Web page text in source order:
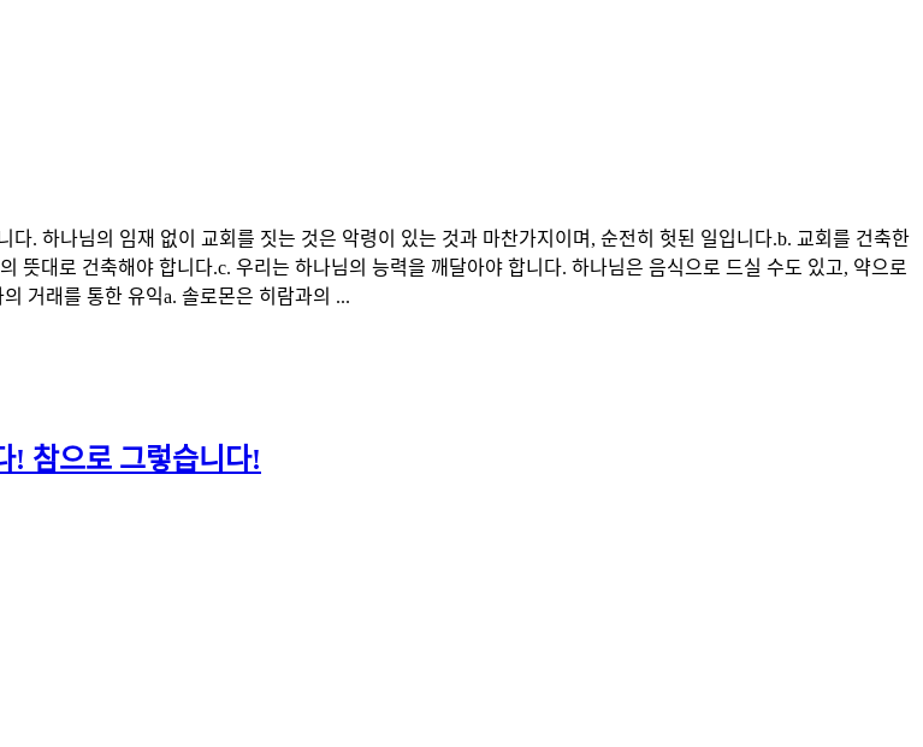
. 하나님의 임재 없이 교회를 짓는 것은 악령이 있는 것과 마찬가지이며, 순전히 헛된 일입니다.b. 교회를 건축한
뜻대로 건축해야 합니다.c. 우리는 하나님의 능력을 깨달아야 합니다. 하나님은 음식으로 드실 수도 있고, 약으로
거래를 통한 유익a. 솔로몬은 히람과의 ...
! 참으로 그렇습니다!